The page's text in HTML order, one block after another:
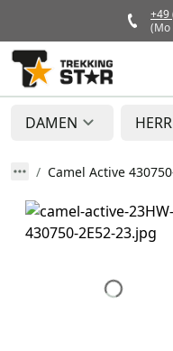
+49
(Mo
DAMEN
Camel Active